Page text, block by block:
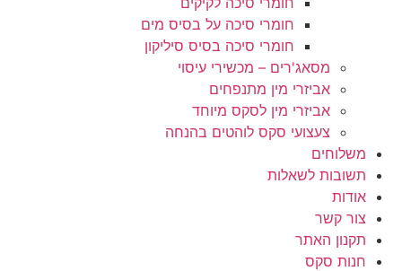
חומרי סיכה על בסיס מים
חומרי סיכה בסיס סיליקון
מסאג'רים – מכשירי עיסוי
אביזרי מין מתנפחים
אביזרי מין לסקס מיוחד
צעצועי סקס לוהטים בהנחה
משלוחים
תשובות לשאלות
אודות
צור קשר
תקנון האתר
חנות סקס